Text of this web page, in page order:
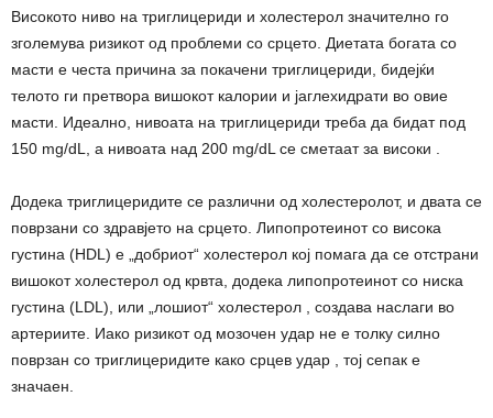
Високото ниво на триглицериди и холестерол значително го
зголемува ризикот од проблеми со срцето. Диетата богата со
масти е честа причина за покачени триглицериди, бидејќи
телото ги претвора вишокот калории и јаглехидрати во овие
масти. Идеално, нивоата на триглицериди треба да бидат под
150 mg/dL, а нивоата над 200 mg/dL се сметаат за високи .
Додека триглицеридите се различни од холестеролот, и двата се
поврзани со здравјето на срцето. Липопротеинот со висока
густина (HDL) е „добриот“ холестерол кој помага да се отстрани
вишокот холестерол од крвта, додека липопротеинот со ниска
густина (LDL), или „лошиот“ холестерол , создава наслаги во
артериите. Иако ризикот од мозочен удар не е толку силно
поврзан со триглицеридите како срцев удар , тој сепак е
значаен.